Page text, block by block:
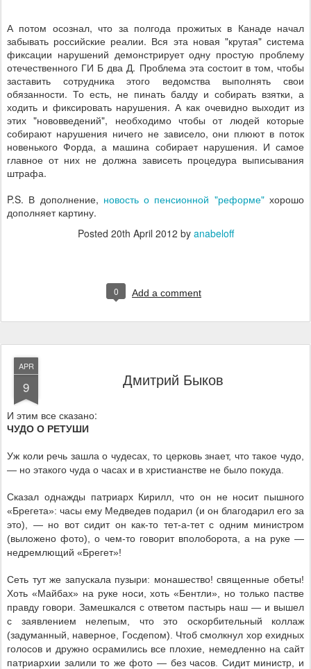
А потом осознал, что за полгода прожитых в Канаде начал
забывать российские реалии. Вся эта новая "крутая" система
фиксации нарушений демонстрирует одну простую проблему
отечественного ГИ Б два Д. Проблема эта состоит в том, чтобы
заставить сотрудника этого ведомства выполнять свои
обязанности. То есть, не пинать балду и собирать взятки, а
ходить и фиксировать нарушения. А как очевидно выходит из
этих "нововведений", необходимо чтобы от людей которые
собирают нарушения ничего не зависело, они плюют в поток
новенького Форда, а машина собирает нарушения. И самое
главное от них не должна зависеть процедура выписывания
штрафа.
P.S. В дополнение, новость о пенсионной "реформе"хорошо
дополняет картину.
Posted 20th April 2012 by anabeloff
0 Add a comment
APR
9 Дмитрий Быков
И этим все сказано:
ЧУДО О РЕТУШИ
Уж коли речь зашла о чудесах, то церковь знает, что такое чудо,
— но этакого чуда о часах и в христианстве не было покуда.
Сказал однажды патриарх Кирилл, что он не носит пышного
«Брегета»: часы ему Медведев подарил (и он благодарил его за
это), — но вот сидит он как-то тет-а-тет с одним министром
(выложено фото), о чем-то говорит вполоборота, а на руке —
недремлющий «Брегет»!
Сеть тут же запускала пузыри: монашество! священные обеты!
Хоть «Майбах» на руке носи, хоть «Бентли», но только пастве
правду говори. Замешкался с ответом пастырь наш — и вышел
с заявлением нелепым, что это оскорбительный коллаж
(задуманный, наверное, Госдепом). Чтоб смолкнул хор ехидных
голосов и дружно осрамились все плохие, немедленно на сайт
патриархии залили то же фото — без часов. Сидит министр, и